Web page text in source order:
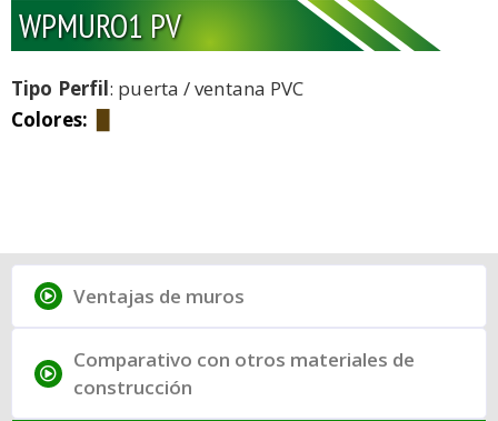
WPMURO1 PV
Tipo Perfil: puerta / ventana PVC
Colores:
Ventajas de muros
Comparativo con otros materiales de
construcción